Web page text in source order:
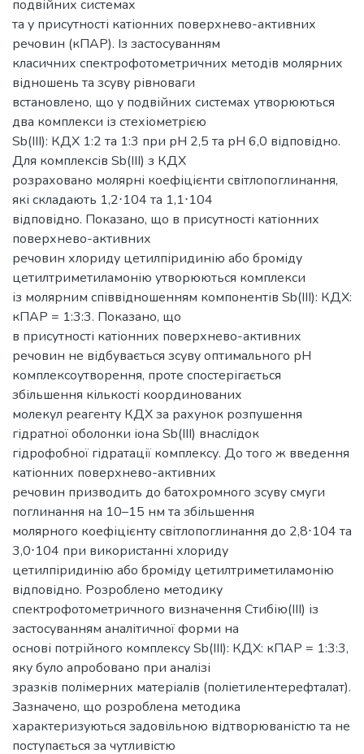
подвійних системах
та у присутності катіонних поверхнево-активних
речовин (кПАР). Із застосуванням
класичних спектрофотометричних методів молярних
відношень та зсуву рівноваги
встановлено, що у подвійних системах утворюються
два комплекси із стехіометрією
Sb(ІІІ): КДХ 1:2 та 1:3 при рН 2,5 та рН 6,0 відповідно.
Для комплексів Sb(ІІІ) з КДХ
розраховано молярні коефіцієнти світлопоглинання,
які складають 1,2⋅104 та 1,1⋅104
відповідно. Показано, що в присутності катіонних
поверхнево-активних
речовин хлориду цетилпіридинію або броміду
цетилтриметиламонію утворюються комплекси
із молярним співвідношенням компонентів Sb(ІІІ): КДХ:
кПАР = 1:3:3. Показано, що
в присутності катіонних поверхнево-активних
речовин не відбувається зсуву оптимального рН
комплексоутворення, проте спостерігається
збільшення кількості координованих
молекул реагенту КДХ за рахунок розпушення
гідратної оболонки іона Sb(ІІІ) внаслідок
гідрофобної гідратації комплексу. До того ж введення
катіонних поверхнево-активних
речовин призводить до батохромного зсуву смуги
поглинання на 10–15 нм та збільшення
молярного коефіцієнту світлопоглинання до 2,8⋅104 та
3,0⋅104 при використанні хлориду
цетилпіридинію або броміду цетилтриметиламонію
відповідно. Розроблено методику
спектрофотометричного визначення Стибію(ІІІ) із
застосуванням аналітичної форми на
основі потрійного комплексу Sb(ІІІ): КДХ: кПАР = 1:3:3,
яку було апробовано при аналізі
зразків полімерних матеріалів (поліетилентерефталат).
Зазначено, що розроблена методика
характеризуються задовільною відтворюваністю та не
поступається за чутливістю